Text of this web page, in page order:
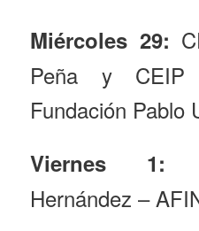
Miércoles 29:
Peña y
Fundación Pablo
Viernes 1:
Hernández –